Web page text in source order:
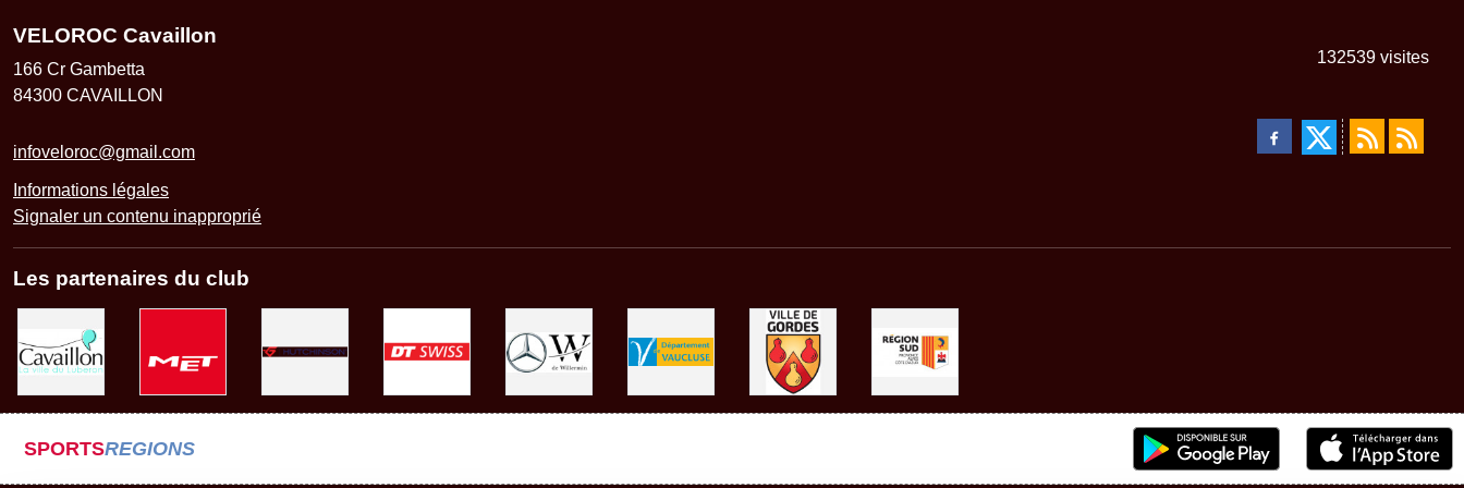
VELOROC Cavaillon
166 Cr Gambetta
84300 CAVAILLON
infoveloroc@gmail.com
Informations légales
Signaler un contenu inapproprié
132539 visites
Les partenaires du club
SPORTSREGIONS